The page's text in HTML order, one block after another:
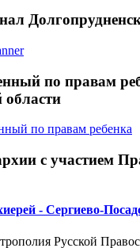
по правам
с участием
- Сергиево-
Русской